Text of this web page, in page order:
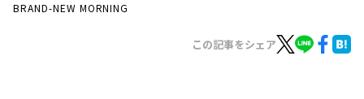
BRAND-NEW MORNING
この記事をシェア